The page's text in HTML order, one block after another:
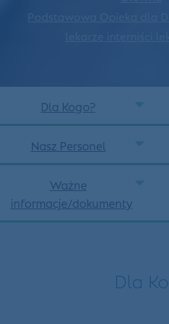
Dla Kogo?
Nasz Personel
Ważne
informacje/dokumenty
Dla